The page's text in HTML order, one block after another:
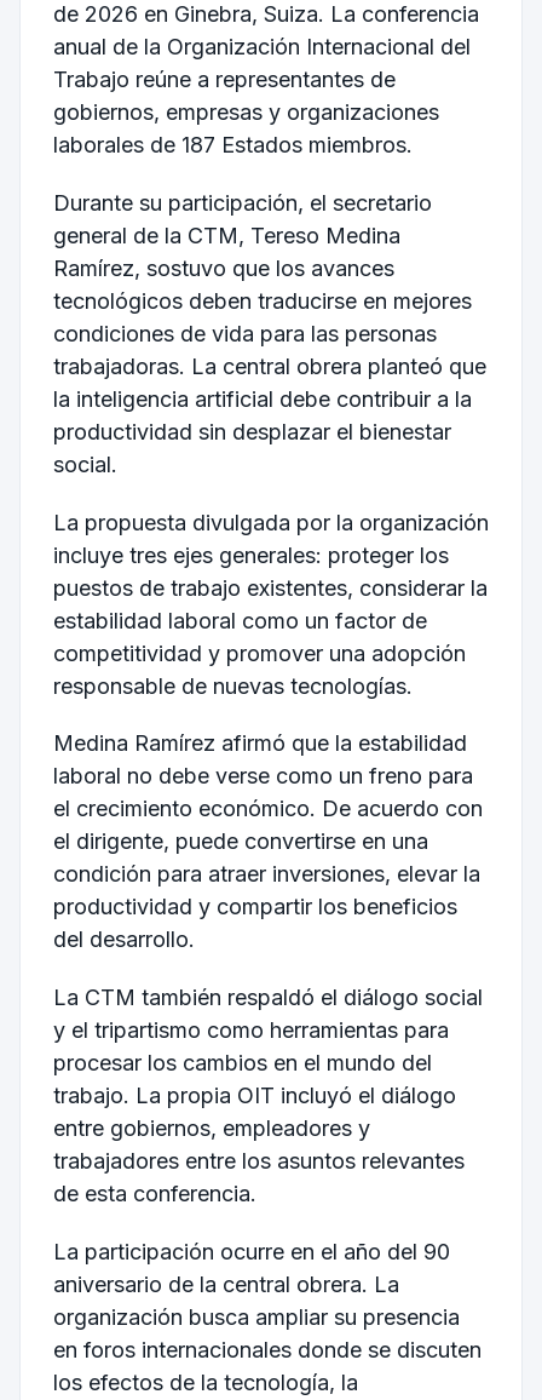
de 2026 en Ginebra, Suiza. La conferencia
anual de la Organización Internacional del
Trabajo reúne a representantes de
gobiernos, empresas y organizaciones
laborales de 187 Estados miembros.
Durante su participación, el secretario
general de la CTM, Tereso Medina
Ramírez, sostuvo que los avances
tecnológicos deben traducirse en mejores
condiciones de vida para las personas
trabajadoras. La central obrera planteó que
la inteligencia artificial debe contribuir a la
productividad sin desplazar el bienestar
social.
La propuesta divulgada por la organización
incluye tres ejes generales: proteger los
puestos de trabajo existentes, considerar la
estabilidad laboral como un factor de
competitividad y promover una adopción
responsable de nuevas tecnologías.
Medina Ramírez afirmó que la estabilidad
laboral no debe verse como un freno para
el crecimiento económico. De acuerdo con
el dirigente, puede convertirse en una
condición para atraer inversiones, elevar la
productividad y compartir los beneficios
del desarrollo.
La CTM también respaldó el diálogo social
y el tripartismo como herramientas para
procesar los cambios en el mundo del
trabajo. La propia OIT incluyó el diálogo
entre gobiernos, empleadores y
trabajadores entre los asuntos relevantes
de esta conferencia.
La participación ocurre en el año del 90
aniversario de la central obrera. La
organización busca ampliar su presencia
en foros internacionales donde se discuten
los efectos de la tecnología, la